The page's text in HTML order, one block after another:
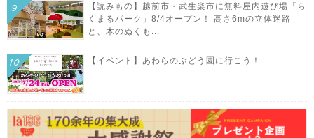
【読みもの】越前市・武生楽市に無料屋内遊び場「ら
くまるパーク」8/4オープン！ 高さ6mの立体迷路
と、木のぬくも...
【イベント】あわらのぶどう園に行こう！